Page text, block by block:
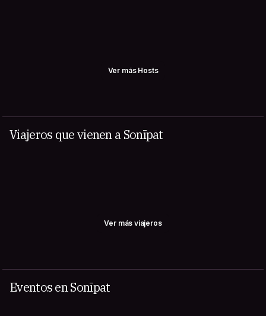
Ver más Hosts
Viajeros que vienen a Sonīpat
Ver más viajeros
Eventos en Sonīpat